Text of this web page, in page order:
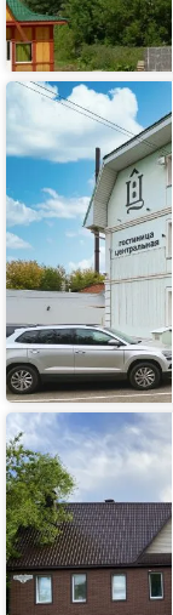
Гостиница
Центральная
Гостиница
Сергиевская
6